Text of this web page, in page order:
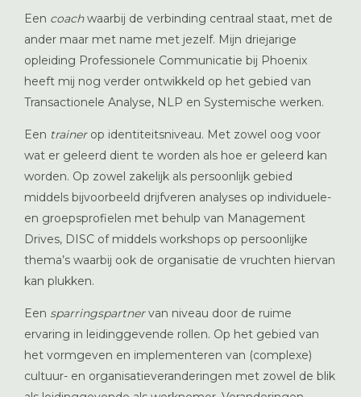
Een coachwaarbij de verbinding centraal staat, met de
ander maar met name met jezelf. Mijn driejarige
opleiding Professionele Communicatie bij Phoenix
heeft mij nog verder ontwikkeld op het gebied van
Transactionele Analyse, NLP en Systemische werken.
Een trainerop identiteitsniveau. Met zowel oog voor
wat er geleerd dient te worden als hoe er geleerd kan
worden. Op zowel zakelijk als persoonlijk gebied
middels bijvoorbeeld drijfveren analyses op individuele-
en groepsprofielen met behulp van Management
Drives, DISC of middels workshops op persoonlijke
thema’s waarbij ook de organisatie de vruchten hiervan
kan plukken.
Een sparringspartnervan niveau door de ruime
ervaring in leidinggevende rollen. Op het gebied van
het vormgeven en implementeren van (complexe)
cultuur- en organisatieveranderingen met zowel de blik